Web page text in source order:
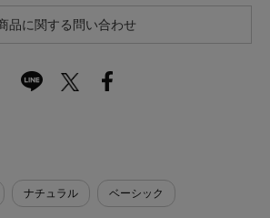
品に関する問い合わせ
ナチュラル ベーシック